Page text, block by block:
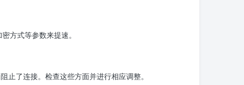
方式等参数来提速。
止了连接。检查这些方面并进行相应调整。